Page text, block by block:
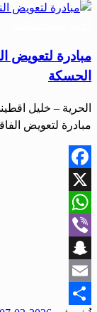
مبادرة لتعويض
الحسكة
الحرية – خليل
مبادرة لتعويض
Facebook
X
WhatsApp
Viber
Snapchat
Email